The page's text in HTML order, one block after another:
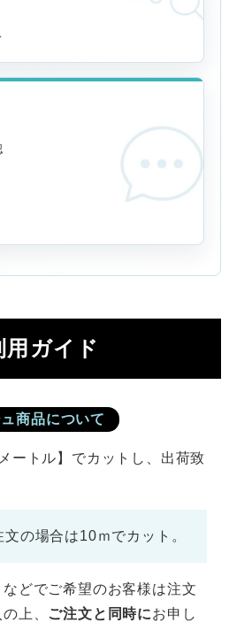
用ガイド
商品について
ートル】でカットし、出荷致
の場合は10ｍでカット。
などでご希望のお客様は注文
上、 ご注文と同時にお申し